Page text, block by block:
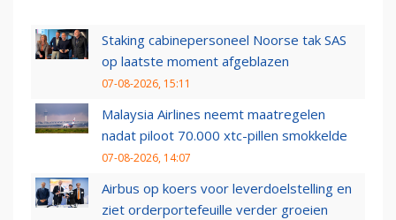
Staking cabinepersoneel Noorse tak SAS
op laatste moment afgeblazen
07-08-2026, 15:11
Malaysia Airlines neemt maatregelen
nadat piloot 70.000 xtc-pillen smokkelde
07-08-2026, 14:07
Airbus op koers voor leverdoelstelling en
ziet orderportefeuille verder groeien